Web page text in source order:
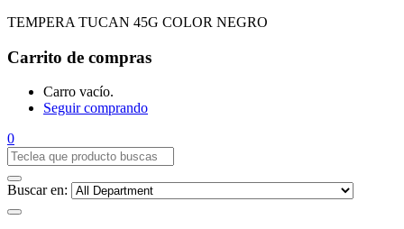
TEMPERA TUCAN 45G COLOR NEGRO
Carrito de compras
Carro vacío.
Seguir comprando
0
Buscar en: